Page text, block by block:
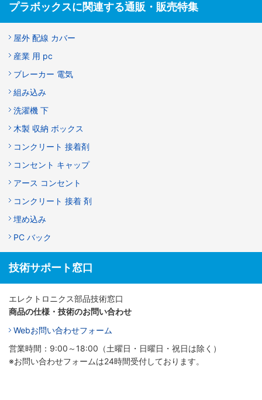
プラボックスに関連する通販・販売特集
屋外 配線 カバー
産業 用 pc
ブレーカー 電気
組み込み
洗濯機 下
木製 収納 ボックス
コンクリート 接着剤
コンセント キャップ
アース コンセント
コンクリート 接着 剤
埋め込み
PC バック
技術サポート窓口
エレクトロニクス部品技術窓口
商品の仕様・技術のお問い合わせ
Webお問い合わせフォーム
営業時間：9:00～18:00（土曜日・日曜日・祝日は除く）
※お問い合わせフォームは24時間受付しております。